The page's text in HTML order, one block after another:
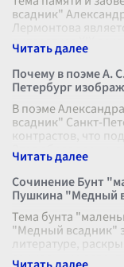
всадник"
Лермонтова
литературе XIX
Почему в поэме А.
Петербург
В поэме
всадник" Санкт-
контрастов, что
Этот образ
Сочинение Бунт
Пушкина "Медный
Тема бунта
"Медный всадник"
литературе,
социальные